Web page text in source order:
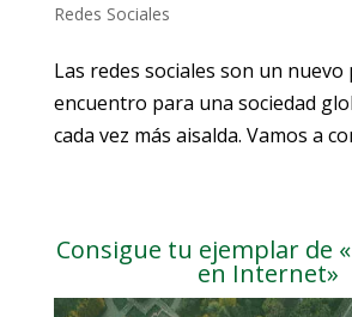
Redes Sociales
Las redes sociales son un nuevo
encuentro para una sociedad
cada vez más aisalda. Vamos a
Consigue tu ejemplar de
en Internet»